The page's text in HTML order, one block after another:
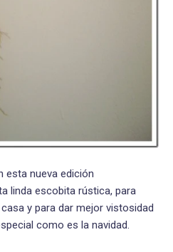
esta nueva edición
linda escobita rústica, para
y para dar mejor vistosidad
como es la navidad.